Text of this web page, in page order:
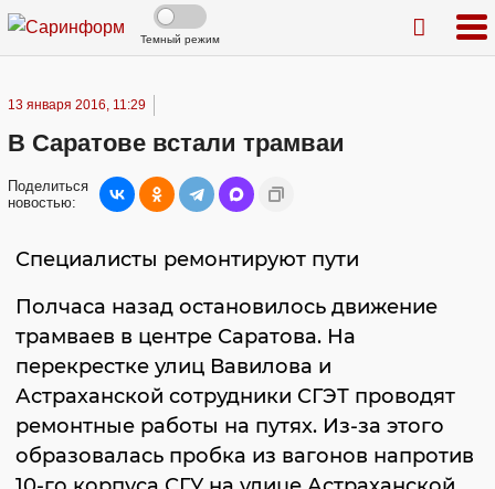
Темный режим
13 января 2016, 11:29
В Саратове встали трамваи
Поделиться
новостью:
Специалисты ремонтируют пути
Полчаса назад остановилось движение
трамваев в центре Саратова. На
перекрестке улиц Вавилова и
Астраханской сотрудники СГЭТ проводят
ремонтные работы на путях. Из-за этого
образовалась пробка из вагонов напротив